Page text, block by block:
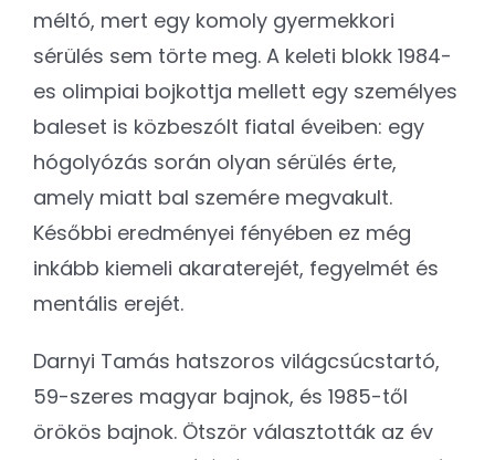
méltó, mert egy komoly gyermekkori
sérülés sem törte meg. A keleti blokk 1984-
es olimpiai bojkottja mellett egy személyes
baleset is közbeszólt fiatal éveiben: egy
hógolyózás során olyan sérülés érte,
amely miatt bal szemére megvakult.
Későbbi eredményei fényében ez még
inkább kiemeli akaraterejét, fegyelmét és
mentális erejét.
Darnyi Tamás hatszoros világcsúcstartó,
59-szeres magyar bajnok, és 1985-től
örökös bajnok. Ötször választották az év